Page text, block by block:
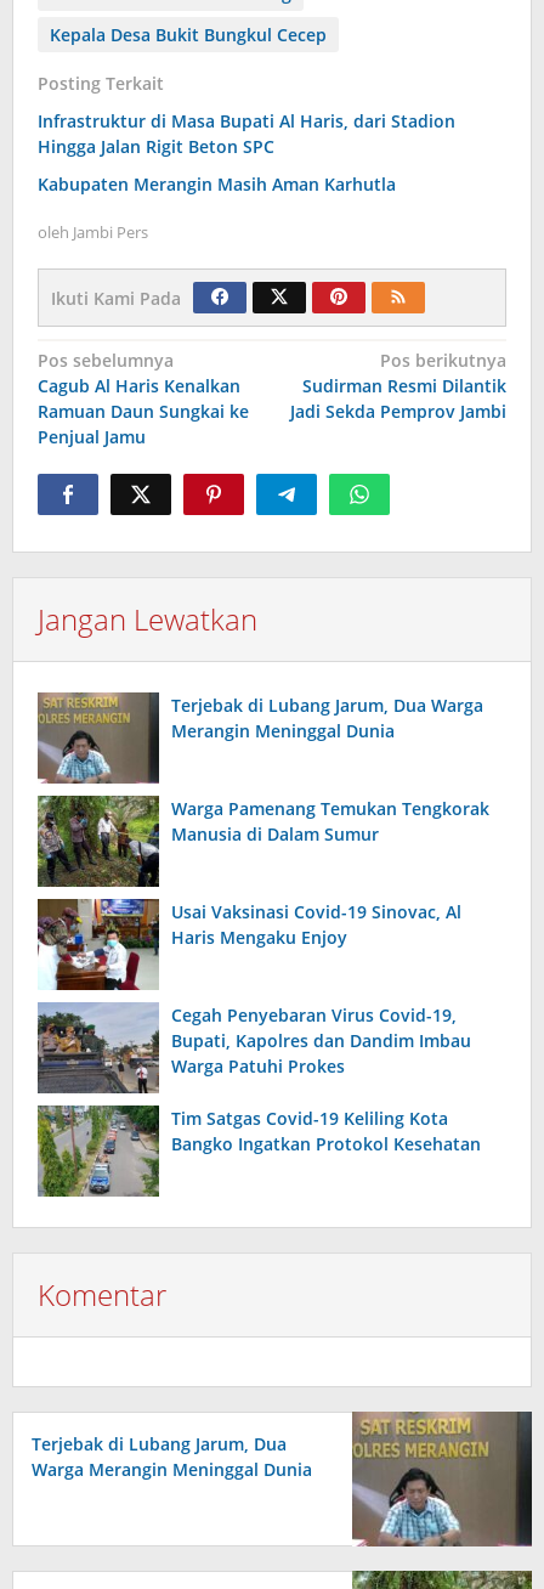
Kepala Desa Bukit Bungkul Cecep
Posting Terkait
Infrastruktur di Masa Bupati Al Haris, dari Stadion
Hingga Jalan Rigit Beton SPC
Kabupaten Merangin Masih Aman Karhutla
oleh Jambi Pers
Ikuti Kami Pada
Navigasi
pos
Pos sebelumnya
Cagub Al Haris Kenalkan
Ramuan Daun Sungkai ke
Penjual Jamu
Pos berikutnya
Sudirman Resmi Dilantik
Jadi Sekda Pemprov Jambi
Jangan Lewatkan
Terjebak di Lubang Jarum, Dua Warga
Merangin Meninggal Dunia
Warga Pamenang Temukan Tengkorak
Manusia di Dalam Sumur
Usai Vaksinasi Covid-19 Sinovac, Al
Haris Mengaku Enjoy
Cegah Penyebaran Virus Covid-19,
Bupati, Kapolres dan Dandim Imbau
Warga Patuhi Prokes
Tim Satgas Covid-19 Keliling Kota
Bangko Ingatkan Protokol Kesehatan
Komentar
Terjebak di Lubang Jarum, Dua
Warga Merangin Meninggal Dunia